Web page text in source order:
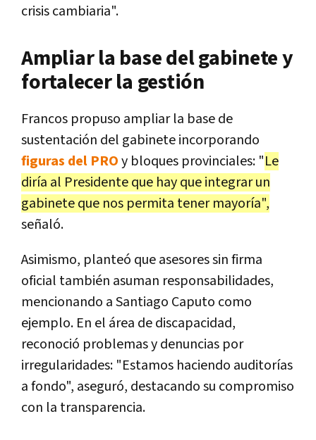
crisis cambiaria".
Ampliar la base del gabinete y
fortalecer la gestión
Francos propuso ampliar la base de
sustentación del gabinete incorporando
figuras del PROy bloques provinciales: "Le
diría al Presidente que hay que integrar un
gabinete que nos permita tener mayoría",
señaló.
Asimismo, planteó que asesores sin firma
oficial también asuman responsabilidades,
mencionando a Santiago Caputo como
ejemplo. En el área de discapacidad,
reconoció problemas y denuncias por
irregularidades: "Estamos haciendo auditorías
a fondo", aseguró, destacando su compromiso
con la transparencia.